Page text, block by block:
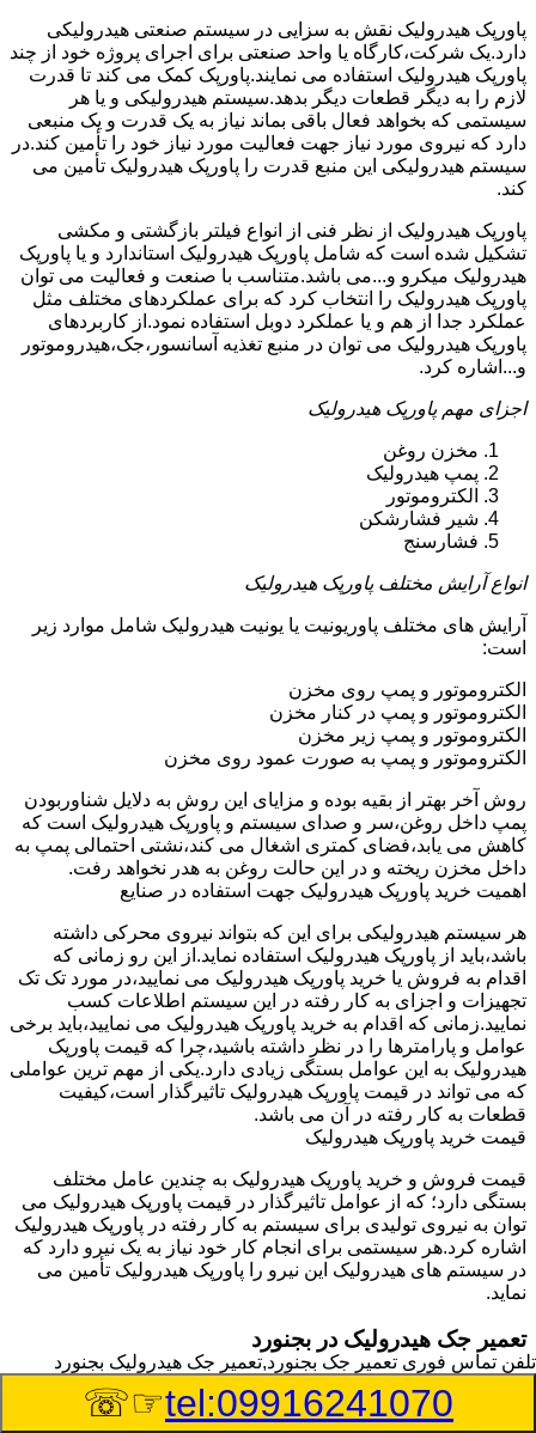
پاورپک هیدرولیک نقش به سزایی در سیستم صنعتی هیدرولیکی
دارد.یک شرکت،کارگاه یا واحد صنعتی برای اجرای پروژه خود از چند
پاورپک هیدرولیک استفاده می نمایند.پاورپک کمک می کند تا قدرت
لازم را به دیگر قطعات دیگر بدهد.سیستم هیدرولیکی و یا هر
سیستمی که بخواهد فعال باقی بماند نیاز به یک قدرت و یک منبعی
دارد که نیروی مورد نیاز جهت فعالیت مورد نیاز خود را تأمین کند.در
سیستم هیدرولیکی این منبع قدرت را پاورپک هیدرولیک تأمین می
کند.
پاورپک هیدرولیک از نظر فنی از انواع فیلتر بازگشتی و مکشی
تشکیل شده است که شامل پاورپک هیدرولیک استاندارد و یا پاورپک
هیدرولیک میکرو و...می باشد.متناسب با صنعت و فعالیت می توان
پاورپک هیدرولیک را انتخاب کرد که برای عملکردهای مختلف مثل
عملکرد جدا از هم و یا عملکرد دوبل استفاده نمود.از کاربردهای
پاورپک هیدرولیک می توان در منبع تغذیه آسانسور،جک،هیدروموتور
و...اشاره کرد.
اجزای مهم پاورپک هیدرولیک
مخزن روغن
پمپ هیدرولیک
الکتروموتور
شیر فشارشکن
فشارسنج
انواع آرایش مختلف پاورپک هیدرولیک
آرایش های مختلف پاوریونیت یا یونیت هیدرولیک شامل موارد زیر
است:
الکتروموتور و پمپ روی مخزن
الکتروموتور و پمپ در کنار مخزن
الکتروموتور و پمپ زیر مخزن
الکتروموتور و پمپ به صورت عمود روی مخزن
روش آخر بهتر از بقیه بوده و مزایای این روش به دلایل شناوربودن
پمپ داخل روغن،سر و صدای سیستم و پاورپک هیدرولیک است که
کاهش می یابد،فضای کمتری اشغال می کند،نشتی احتمالی پمپ به
داخل مخزن ریخته و در این حالت روغن به هدر نخواهد رفت.
اهمیت خرید پاورپک هیدرولیک جهت استفاده در صنایع
هر سیستم هیدرولیکی برای این که بتواند نیروی محرکی داشته
باشد،باید از پاورپک هیدرولیک استفاده نماید.از این رو زمانی که
اقدام به فروش یا خرید پاورپک هیدرولیک می نمایید،در مورد تک تک
تجهیزات و اجزای به کار رفته در این سیستم اطلاعات کسب
نمایید.زمانی که اقدام به خرید پاورپک هیدرولیک می نمایید،باید برخی
عوامل و پارامترها را در نظر داشته باشید،چرا که قیمت پاورپک
هیدرولیک به این عوامل بستگی زیادی دارد.یکی از مهم ترین عواملی
که می تواند در قیمت پاورپک هیدرولیک تاثیرگذار است،کیفیت
قطعات به کار رفته در آن می باشد.
قیمت خرید پاورپک هیدرولیک
قیمت فروش و خرید پاورپک هیدرولیک به چندین عامل مختلف
بستگی دارد؛ که از عوامل تاثیرگذار در قیمت پاورپک هیدرولیک می
توان به نیروی تولیدی برای سیستم به کار رفته در پاورپک هیدرولیک
اشاره کرد.هر سیستمی برای انجام کار خود نیاز به یک نیرو دارد که
در سیستم های هیدرولیک این نیرو را پاورپک هیدرولیک تأمین می
نماید.
تعمیر جک هیدرولیک در بجنورد
وسیله‎ای که با عملکرد خود موجب بلند شدن اهرم و یا وزن سنگین
در یک قسمت می گردد را جک هیدرولیک می نامند.جک هیدرولیک
تلفن تماس فوری تعمیر جک بجنورد,تعمیر جک هیدرولیک بجنورد
tel:09916241070
☞☏